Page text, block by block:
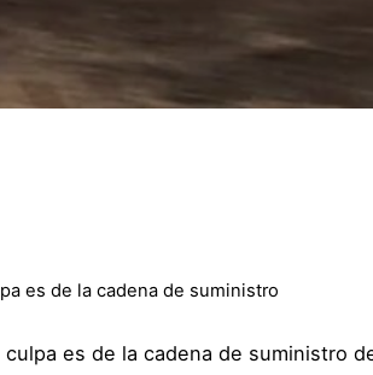
es de la cadena de suministro
es de la cadena de suministro